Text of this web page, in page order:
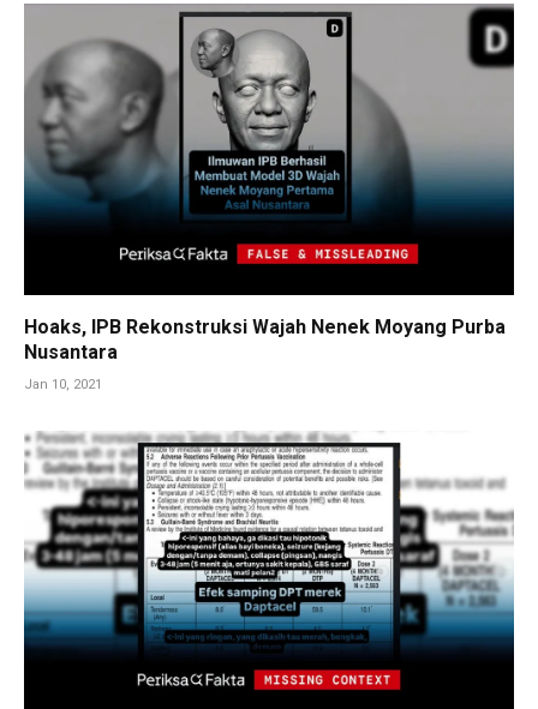
Hoaks, IPB Rekonstruksi Wajah Nenek Moyang Purba
Nusantara
Jan 10, 2021